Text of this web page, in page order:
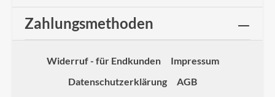
Zahlungsmethoden
Widerruf - für Endkunden
Impressum
Datenschutzerklärung
AGB